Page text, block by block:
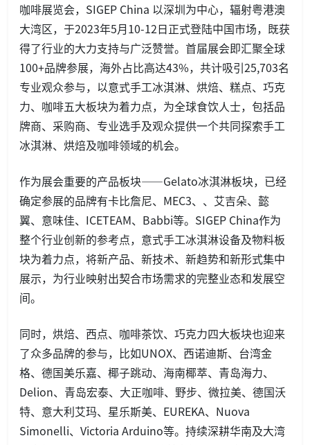
咖啡展览会，SIGEP China 以深圳为中心，辐射粤港澳
大湾区，于2023年5月10-12日正式登陆中国市场，既获
得了行业的大力支持与广泛赞誉。首届展会即汇聚全球
100+品牌参展，海外占比高达43%，共计吸引25,703名
专业观众参与，以意式手工冰淇淋、烘焙、糕点、巧克
力、咖啡五大板块为着力点，为全球食饮人士，包括品
牌商、采购商、专业选手及观众提供一个共同探索手工
冰淇淋、烘焙及咖啡领域的机会。
作为展会重要的产品板块——Gelato冰淇淋板块，已经
确定参展的品牌有卡比詹尼、MEC3、、艾吉朵、懿
翼、意味佳、ICETEAM、Babbi等。SIGEP China作为
整个行业创新的参考点，意式手工冰淇淋设备及物料板
块为着力点，将新产品、新技术、新趋势和新形式集中
展示，为行业映射出契合市场需求的完整业态和发展空
间。
同时，烘焙、西点、咖啡茶饮、巧克力四大板块也迎来
了众多品牌的参与，比如UNOX、西诺迪斯、台湾金
格、德国美乐嘉、椰子跳动、海南椰萃、青岛海力、
Delion、青岛宏泰、大正咖啡、野步、微拉美、德国沃
特、意大利艾玛、星乐斯美、EUREKA、Nuova
Simonelli、Victoria Arduino等。持续深耕华南及大湾